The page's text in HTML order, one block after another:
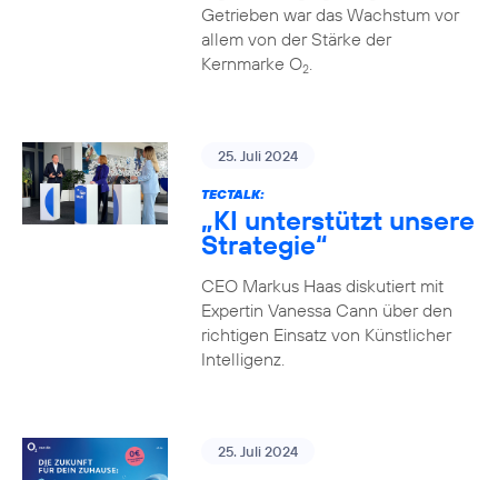
Getrieben war das Wachstum vor
allem von der Stärke der
Kernmarke O2.
25. Juli 2024
TECTALK:
„KI unterstützt unsere
Strategie“
CEO Markus Haas diskutiert mit
Expertin Vanessa Cann über den
richtigen Einsatz von Künstlicher
Intelligenz.
25. Juli 2024